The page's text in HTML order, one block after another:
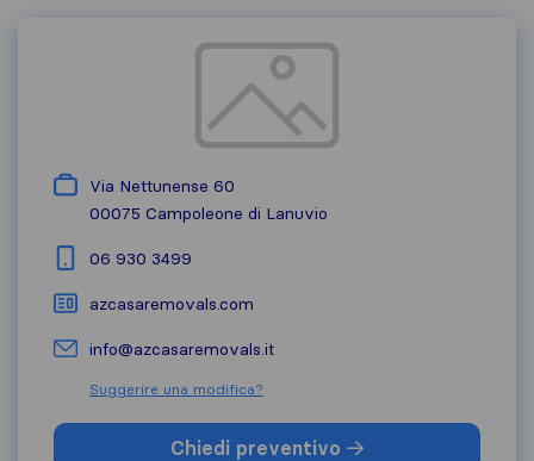
Via Nettunense 60
00075 Campoleone di Lanuvio
06 930 3499
azcasaremovals.com
info@azcasaremovals.it
Suggerire una modifica?
Chiedi preventivo